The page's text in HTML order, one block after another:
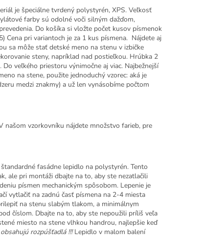
je špeciálne tvrdený polystyrén, XPS. Veľkosť
farby sú odolné voči silným dažďom,
Do košíka si vložte počet kusov písmenok
Cena pri variantoch je za 1 kus písmena. Nájdete aj
sa môže stať detské meno na stenu v izbičke
steny, napríklad nad postieľkou. Hrúbka 2
veľkého priestoru výnimočne aj viac. Najbežnejší
na stene, použite jednoduchý vzorec: aká je
medzi znakmy) a už len vynásobíme počtom
našom vzorkovníku nájdete množstvo farieb, pre
fasádne lepidlo na polystyrén. Tento
ale pri montáži dbajte na to, aby ste nezatlačili
písmen mechanickým spôsobom. Lepenie je
vytlačiť na zadnú časť písmena na 2-4 miesta
na stenu slabým tlakom, a minimálnym
číslom. Dbajte na to, aby ste nepoužili príliš veľa
miesto na stene vlhkou handrou, najlepšie keď
rozpúšťadlá !!!Lepidlo v malom balení